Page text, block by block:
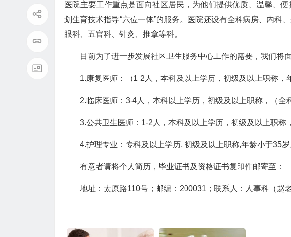
医院主要工作重点是面向社区居民，为他们提供优质、温馨、
划生育技术指导“六位一体”的服务。医院还设有全科病房、内科
眼科、五官科、针灸、推拿等科。
目前为了进一步发展社区卫生服务中心工作的需要，我们将
1.康复医师：（1-2人，本科及以上学历，初级及以上职称，
2.临床医师：3-4人，本科以上学历，初级及以上职称，（全
3.公共卫生医师：1-2人，本科及以上学历，初级及以上职称
4.护理专业：专科及以上学历, 初级及以上职称,年龄小于35岁
有意者请将个人简历，毕业证书及资格证书复印件邮寄至：
地址：太原路110号；邮编：200031；联系人：人事科（赵老